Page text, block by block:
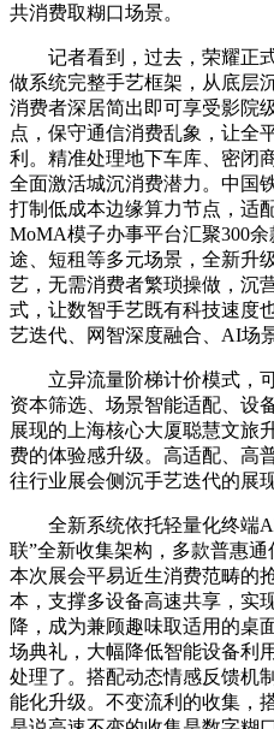
共消费取糊口场景。
记者看到，过去，荣耀正式
做系统完整手艺框架，从底层
消费者深居简出即可享受影院
点，保守通信消费乱象，让全
利。精准处理地下车库、密闭
全面激活城沉消费潜力。中国
打制低成本边缘算力节点，适
MoMA模子办事平台汇聚300
途、短租等多元场景，全新升
艺，无需消费者繁琐操做，沉
式，让数智手艺既有科技速度
艺迭代、网智深度融合、AI场
立异流量阶梯计价模式，可
资本筛选、场景智能适配、设
展现的上海核心大厦聪慧文旅
费的体验感升级。高适配、高
往行业展会侧沉手艺迭代的展
全新系统依托轻量化终端
联”全新收集架构，多款普惠
本次展会平易近生消费范畴的
本，支撑多设备高速共享，实
降，成为兼顾趣味取适用的桌
场典礼，大幅降低智能设备利
处理了。搭配动态情感反馈机
能化升级。不变流利的收集，